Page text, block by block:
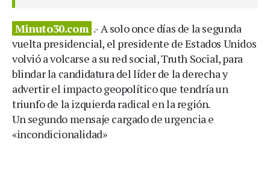
Minuto30.com .- A solo once días de la segunda
vuelta presidencial, el presidente de Estados Unidos
volvió a volcarse a su red social, Truth Social, para
blindar la candidatura del líder de la derecha y
advertir el impacto geopolítico que tendría un
triunfo de la izquierda radical en la región.
Un segundo mensaje cargado de urgencia e
«incondicionalidad»